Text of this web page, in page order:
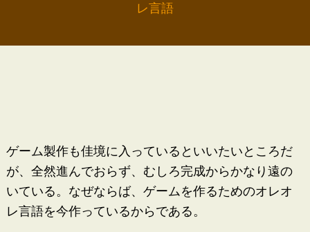
レ言語
ゲーム製作も佳境に入っているといいたいところだ
が、全然進んでおらず、むしろ完成からかなり遠の
いている。なぜならば、ゲームを作るためのオレオ
レ言語を今作っているからである。